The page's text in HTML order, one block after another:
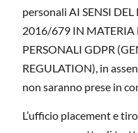
personali AI SENSI
2016/679 IN MATERIA
PERSONALI GDPR
REGULATION), in
non saranno prese in
L’ufficio placement e